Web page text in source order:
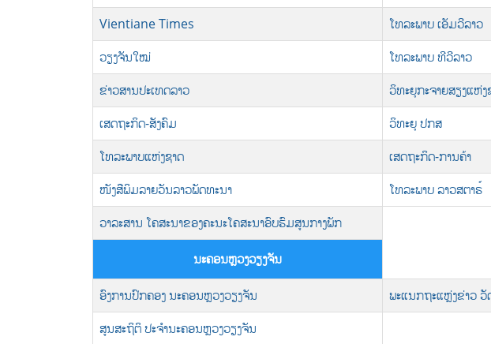
Vientiane Times
ໂທລະພາບ ເອັມວີລາວ
ວຽງຈັນໃໝ່
ໂທລະພາບ ທີວີລາວ
ຂ່າວສານປະເທດລາວ
ວິທະຍຸກະຈາຍສຽງແຫ່ງ
ເສດຖະກິດ-ສັງຄົມ
ວິທະຍຸ ປກສ
ໂທລະພາບແຫ່ງຊາດ
ເສດຖະກິດ-ການຄ້າ
ໜັງສືພິມລາຍວັນລາວພັດທະນາ
ໂທລະພາບ ລາວສຕາຣ໌
ວາລະສານ ໂຄສະນາຂອງຄະນະໂຄສະນາອົບຮົມສູນກາງພັກ
ນະຄອນຫຼວງວຽງຈັນ
ອົງການປົກຄອງ ນະຄອນຫຼວງວຽງຈັນ
ພະແນກຖະແຫຼ່ງຂ່າວ
ສູນສະຖິຕິ ປະຈຳນະຄອນຫຼວງວຽງຈັນ